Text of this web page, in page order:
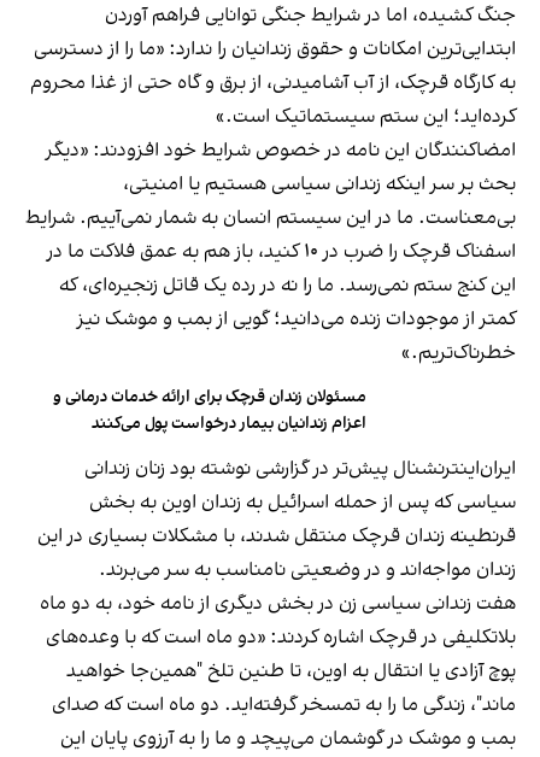
جنگ کشیده، اما در شرایط جنگی توانایی فراهم آوردن
ابتدایی‌ترین امکانات و حقوق زندانیان را ندارد: «ما را از دسترسی
به کارگاه قرچک، از آب آشامیدنی، از برق و گاه حتی از غذا محروم
کرده‌اید؛ این ستم سیستماتیک است.»
امضاکنندگان این نامه در خصوص شرایط خود افزودند: «دیگر
بحث بر سر اینکه زندانی سیاسی هستیم یا امنیتی،
بی‌معناست. ما در این سیستم انسان به شمار نمی‌آییم. شرایط
اسفناک قرچک را ضرب در ۱۰ کنید، باز هم به عمق فلاکت ما در
این کنج ستم نمی‌رسد. ما را نه در رده یک قاتل زنجیره‌ای، که
کمتر از موجودات زنده می‌دانید؛ گویی از بمب و موشک نیز
خطرناک‌تریم.»
مسئولان زندان قرچک برای ارائه خدمات درمانی و
اعزام زندانیان بیمار درخواست پول می‌کنند
ایران‌اینترنشنال پیش‌تر در گزارشی نوشته بود زنان زندانی
سیاسی که پس از حمله اسرائیل به زندان اوین به بخش
قرنطینه زندان قرچک منتقل شدند، با مشکلات بسیاری در این
زندان مواجه‌اند و در وضعیتی نامناسب به سر می‌برند.
هفت زندانی سیاسی زن در بخش دیگری از نامه خود، به دو ماه
بلاتکلیفی در قرچک اشاره کردند: «دو ماه است که با وعده‌های
پوچ آزادی یا انتقال به اوین، تا طنین تلخ "همین‌جا خواهید
ماند"، زندگی ما را به تمسخر گرفته‌اید. دو ماه است که صدای
بمب و موشک در گوشمان می‌پیچد و ما را به آرزوی پایان این